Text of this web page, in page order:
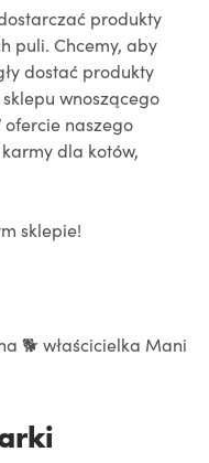
produkty
puli. Chcemy, aby
dostać produkty
wnoszącego
ofercie naszego
dla kotów,
sklepie!
🐕 właścicielka Mani